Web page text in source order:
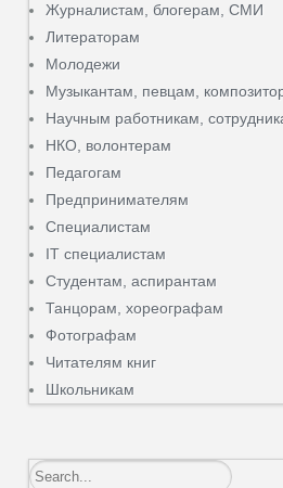
Журналистам, блогерам, СМИ
Литераторам
Молодежи
Музыкантам, певцам,
Научным работникам,
НКО, волонтерам
Педагогам
Предпринимателям
Специалистам
IT специалистам
Студентам, аспирантам
Танцорам, хореографам
Фотографам
Читателям книг
Школьникам